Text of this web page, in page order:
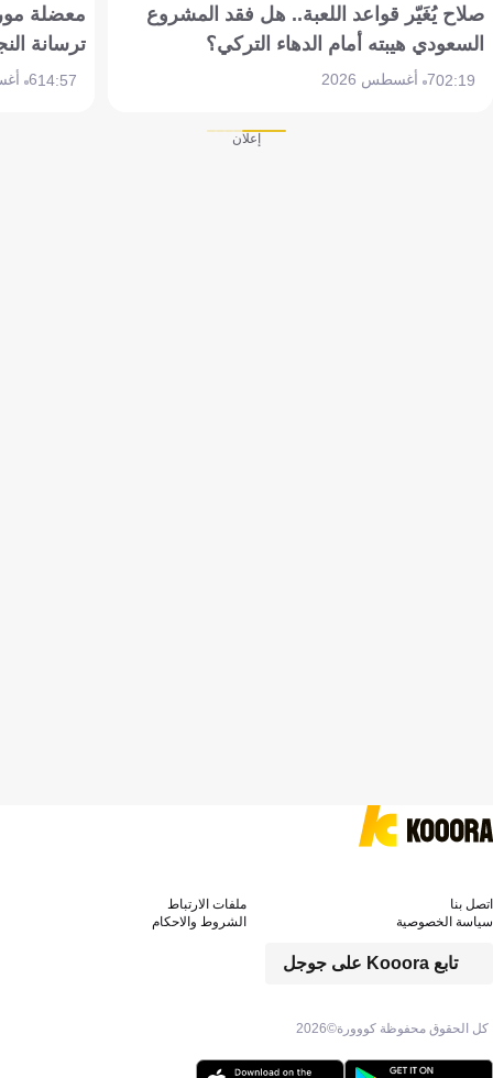
صلاح يُغَيّر قواعد اللعبة.. هل فقد المشروع
السعودي هيبته أمام الدهاء التركي؟
02:197 أغسطس 2026
معضلة
ترسانة
14:576 أغسطس 2026
إعلان
كل الحقوق محفوظة كووورة©2026
تابع Kooora على جوجل
اتصل بنا
ملفات الارتباط
سياسة الخصوصية
الشروط والاحكام